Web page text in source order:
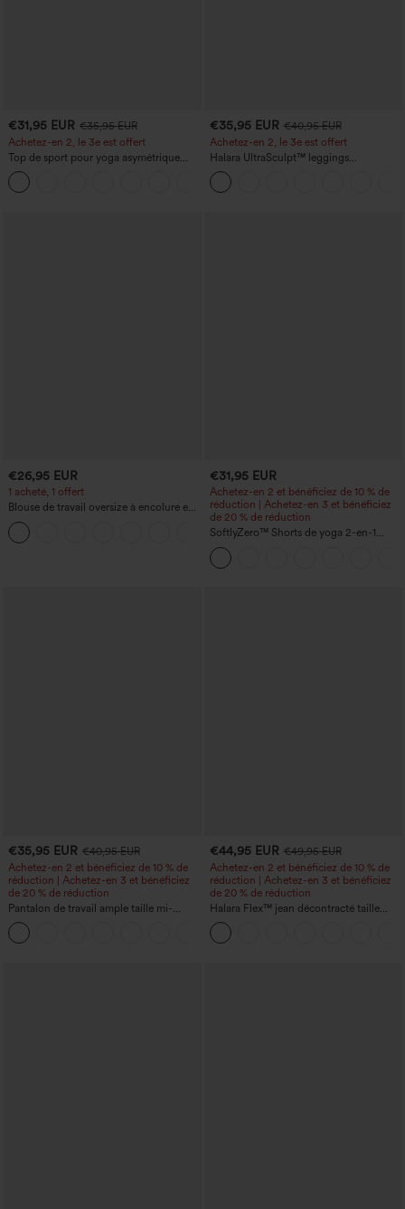
€31,95 EUR €35,95 EUR
Achetez-en 2, le 3e est offert
Top de sport pour yoga asymétrique
(une épaule) à manches longues avec
ouverture pour le pouce, ourlet arrondi
haut-bas, séchage rapide, soutien-gorge
€35,95 EUR €40,95 EUR
Achetez-en 2, le 3e est offert
Halara UltraSculpt™ leggings
d'entraînement taille haute — fronces
liftantes pour le fessier, maintien gainant
du ventre et poche
€26,95 EUR
1 acheté, 1 offert
Blouse de travail oversize à encolure en
V, manches courtes, en tissu
anti‑froissage
+1
€31,95 EUR
Achetez-en 2 et bénéficiez de 10 % de
réduction | Achetez-en 3 et bénéficiez
de 20 % de réduction
SoftlyZero™ Shorts de yoga 2-en-1
InstantCool, super taille haute, aérés, 5''
avec poches — longueur allongée
€35,95 EUR €40,95 EUR
Achetez-en 2 et bénéficiez de 10 % de
réduction | Achetez-en 3 et bénéficiez
de 20 % de réduction
Pantalon de travail ample taille mi-
haute, coupe « barrel » (jambe en forme
de tonneau) avec poches
€44,95 EUR €49,95 EUR
Achetez-en 2 et bénéficiez de 10 % de
réduction | Achetez-en 3 et bénéficiez
de 20 % de réduction
Halara Flex™ jean décontracté taille
haute, large, avec poches, ourlet
retroussé et effet délavé